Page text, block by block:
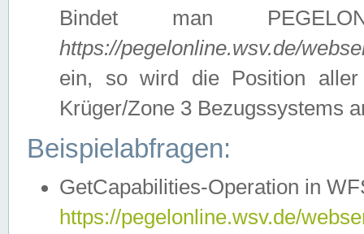
Bindet man
https://pegelonline.wsv.de/
ein, so wird die Position
Krüger/Zone 3 Bezugssystems
Beispielabfragen:
GetCapabilities-Operation in
https://pegelonline.wsv.de/